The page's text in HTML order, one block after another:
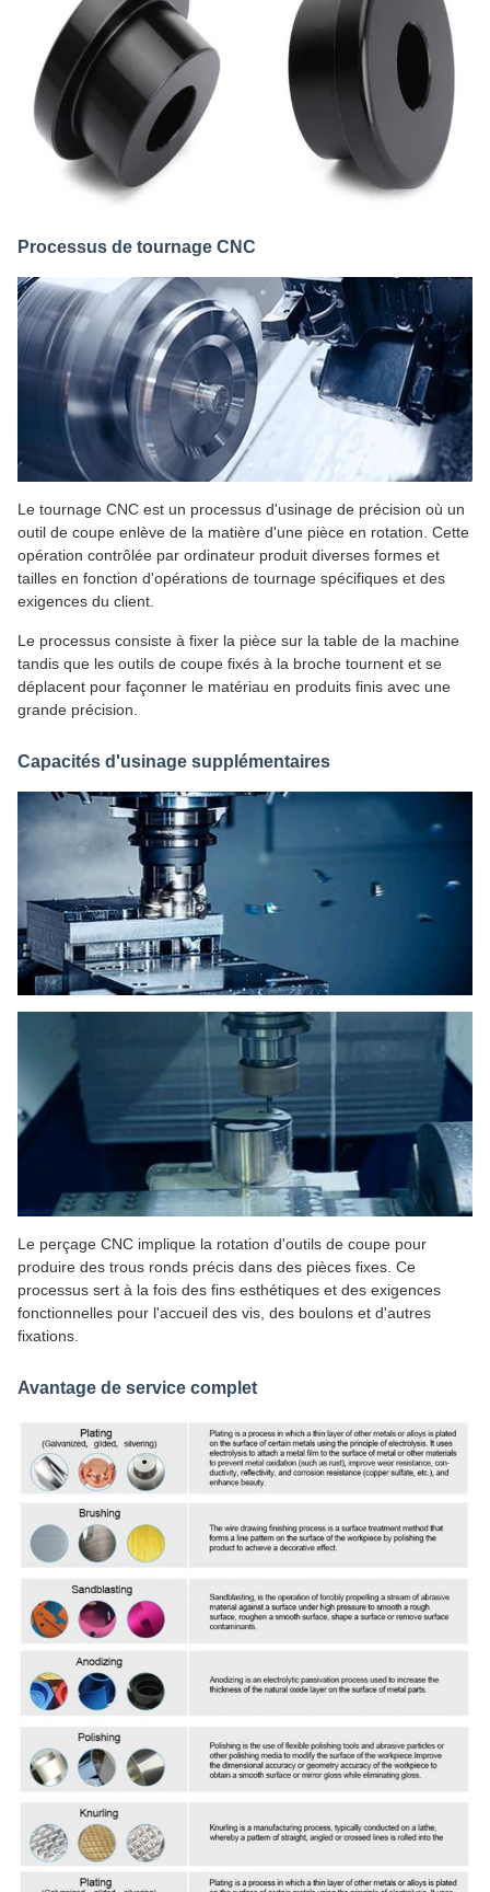
Processus de tournage CNC
Le tournage CNC est un processus d'usinage de précision où un
outil de coupe enlève de la matière d'une pièce en rotation. Cette
opération contrôlée par ordinateur produit diverses formes et
tailles en fonction d'opérations de tournage spécifiques et des
exigences du client.
Le processus consiste à fixer la pièce sur la table de la machine
tandis que les outils de coupe fixés à la broche tournent et se
déplacent pour façonner le matériau en produits finis avec une
grande précision.
Capacités d'usinage supplémentaires
Le perçage CNC implique la rotation d'outils de coupe pour
produire des trous ronds précis dans des pièces fixes. Ce
processus sert à la fois des fins esthétiques et des exigences
fonctionnelles pour l'accueil des vis, des boulons et d'autres
fixations.
Avantage de service complet